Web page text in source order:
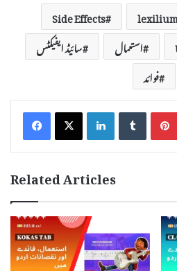
Side Effects
استعمال
سائیڈ ایفیکٹس
فوائد
LinkedIn
Related Articles